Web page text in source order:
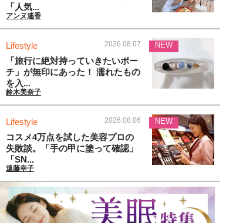
「人気...
アンヌ遙香
Lifestyle 2026.08.07
「旅行に絶対持っていきたいポー
チ」が無印にあった！ 濡れたもの
を入...
鈴木美奈子
NEW
Lifestyle 2026.08.06
コスメ4万点を試した美容プロの
失敗談。「手の甲に塗って確認」
「SN...
遠藤幸子
NEW